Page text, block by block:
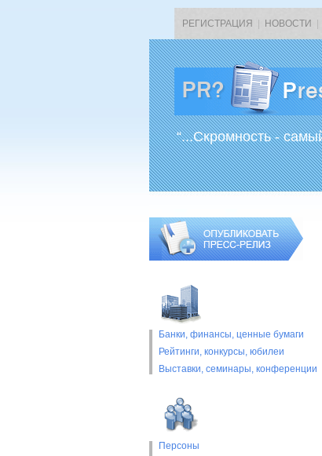
РЕГИСТРАЦИЯ НОВОСТИ
“...Скромность -
Банки, финансы, ценные бумаги
Рейтинги, конкурсы, юбилеи
Выставки, cеминары, конференции
Персоны